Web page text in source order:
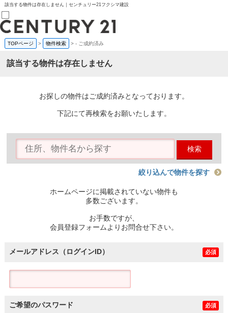
該当する物件は存在しません｜センチュリー21フクシマ建設
売買部
0120-800-844
賃貸部
会員メニュー
物件を探す
購入TOP
条件から探す
住宅ローン控除シミュレータ
TOPページ > 物件検索 >- ご成約済み
該当する物件は存在しません
お探しの物件はご成約済みとなっております。
下記にて再検索をお願いたします。
検索
絞り込んで物件を探す
ホームページに掲載されていない物件も
多数ございます。
お手数ですが、
会員登録フォームよりお問合せ下さい。
メールアドレス（ログインID） 必須
ご希望のパスワード 必須